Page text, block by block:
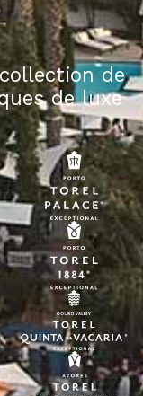
de
de luxe